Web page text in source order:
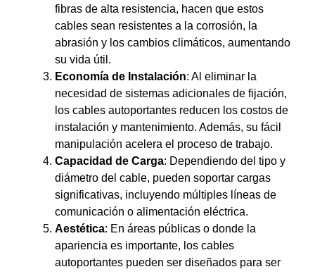
fibras de alta resistencia, hacen que estos
cables sean resistentes a la corrosión, la
abrasión y los cambios climáticos, aumentando
su vida útil.
Economía de Instalación: Al eliminar la
necesidad de sistemas adicionales de fijación,
los cables autoportantes reducen los costos de
instalación y mantenimiento. Además, su fácil
manipulación acelera el proceso de trabajo.
Capacidad de Carga: Dependiendo del tipo y
diámetro del cable, pueden soportar cargas
significativas, incluyendo múltiples líneas de
comunicación o alimentación eléctrica.
Aestética: En áreas públicas o donde la
apariencia es importante, los cables
autoportantes pueden ser diseñados para ser